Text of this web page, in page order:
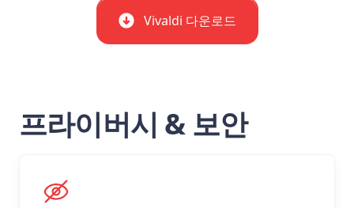
Vivaldi 다운로드
프라이버시 & 보안